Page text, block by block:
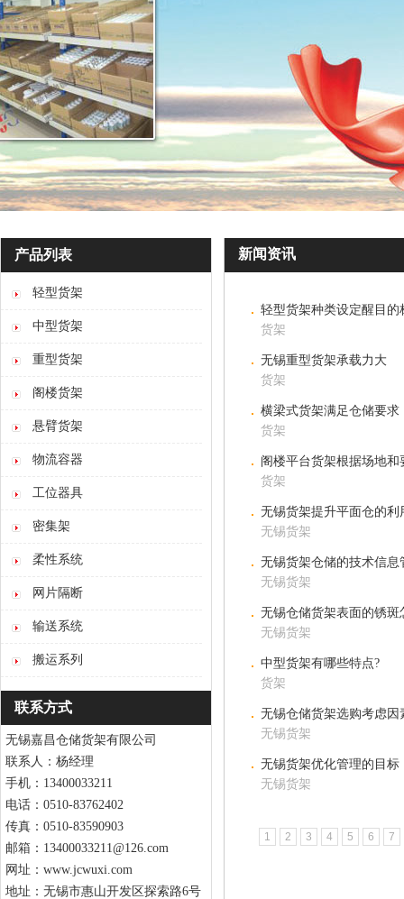
产品列表
轻型货架
中型货架
重型货架
阁楼货架
悬臂货架
物流容器
工位器具
密集架
柔性系统
网片隔断
输送系统
搬运系列
联系方式
无锡嘉昌仓储货架有限公司
联系人：杨经理
手机：13400033211
电话：0510-83762402
传真：0510-83590903
邮箱：13400033211@126.com
网址：www.jcwuxi.com
地址：无锡市惠山开发区探索路6号
新闻资讯
轻型货架种类设定醒目的
货架
无锡重型货架承载力大
货架
横梁式货架满足仓储要求
货架
阁楼平台货架根据场地和
货架
无锡货架提升平面仓的利
无锡货架
无锡货架仓储的技术信息
无锡货架
无锡仓储货架表面的锈斑
无锡货架
中型货架有哪些特点?
货架
无锡仓储货架选购考虑因
无锡货架
无锡货架优化管理的目标
无锡货架
1 2 3 4 5 6 7